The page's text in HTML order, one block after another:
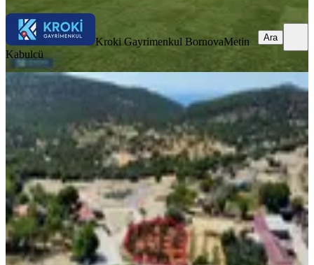
Kroki Gayrimenkul BornovaMetin
Kabulcü
Ara
YENİ
Dikili Katıralanı Köy İçi Köşe 434 M2
Mükemmel Satılık Arsa
İzmir, Dikili
434 m²·Yolu Açılmış ·11.406/m²·05.08.2026
4.950.000 ₺
TAM NOKTA ADİL Sadık Kapancı